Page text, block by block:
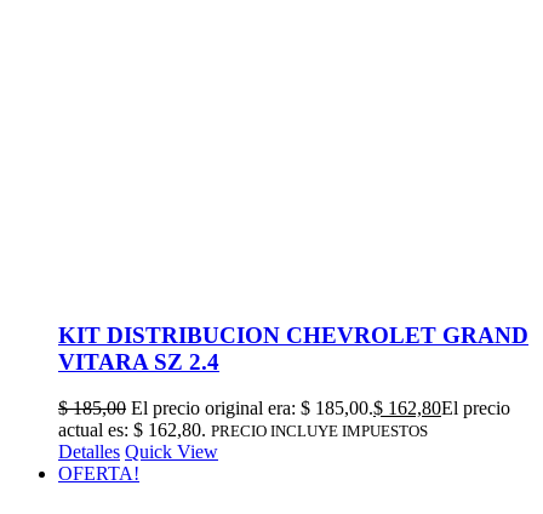
KIT DISTRIBUCION CHEVROLET GRAND
VITARA SZ 2.4
$185,00 El precio original era: $ 185,00.$ 162,80El precio
actual es: $ 162,80. PRECIO INCLUYE IMPUESTOS
Detalles Quick View
OFERTA!